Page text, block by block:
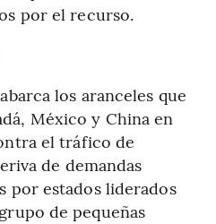
por el recurso.
los aranceles que
México y China en
el tráfico de
de demandas
por estados liderados
de pequeñas